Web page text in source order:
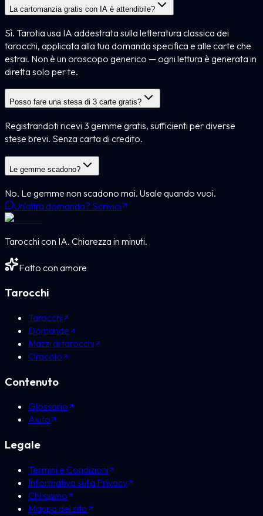
La cartomanzia gratis con IA è attendibile?
Sì. Tarotia usa IA addestrata sulla letteratura classica dei
tarocchi, applicata alla tua domanda specifica e alle carte che
estrai. Non è un oroscopo generico — ogni lettura è generata in
diretta solo per te.
Posso fare una stesa di 3 carte gratis?
Registrandoti ricevi 3 gemme gratis, sufficienti per diverse
stese brevi. Senza carta di credito.
Le gemme scadono?
No. Le gemme non scadono mai. Usale quando vuoi.
Un'altra domanda? Scrivici
Tarocchi con IA. Chiarezza in minuti.
Fatto con amore
Tarocchi
Tarocchi
Domande
Mazzi di tarocchi
Oracolo
Contenuto
Glossario
Aiuto
Legale
Termini e Condizioni
Informativa sulla Privacy
Chi siamo
Mappa del sito